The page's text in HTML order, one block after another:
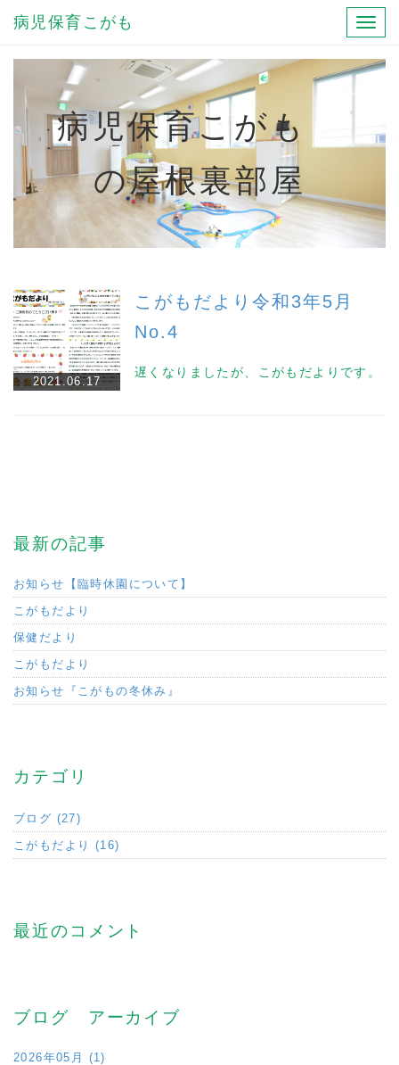
病児保育こがも
病児保育こがも
の屋根裏部屋
2021.06.17
こがもだより令和3年5月
No.4
遅くなりましたが、こがもだよりです。
最新の記事
お知らせ【臨時休園について】
こがもだより
保健だより
こがもだより
お知らせ『こがもの冬休み』
カテゴリ
ブログ (27)
こがもだより (16)
最近のコメント
ブログ アーカイブ
2026年05月 (1)